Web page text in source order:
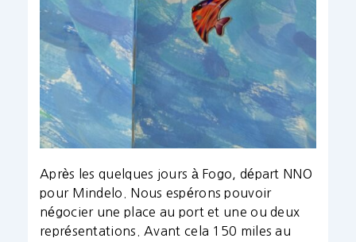
Après les quelques jours à Fogo, départ NNO
pour Mindelo. Nous espérons pouvoir
négocier une place au port et une ou deux
représentations. Avant cela 150 miles au